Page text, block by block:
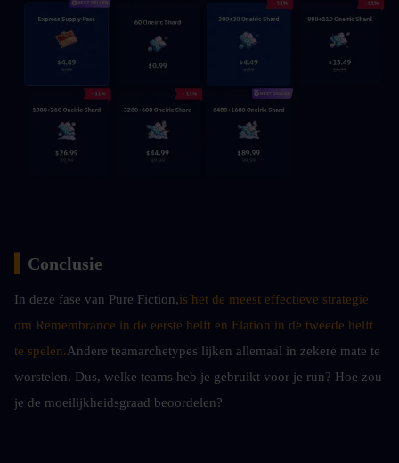
Conclusie
In deze fase van Pure Fiction,is het de meest effectieve strategie
om Remembrance in de eerste helft en Elation in de tweede helft
te spelen.Andere teamarchetypes lijken allemaal in zekere mate te
worstelen. Dus, welke teams heb je gebruikt voor je run? Hoe zou
je de moeilijkheidsgraad beoordelen?